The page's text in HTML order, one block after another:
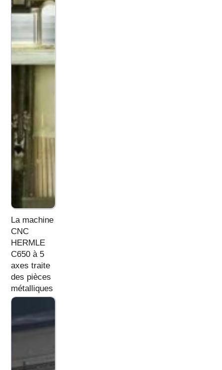
La machine
CNC
HERMLE
C650 à 5
axes traite
des pièces
métalliques